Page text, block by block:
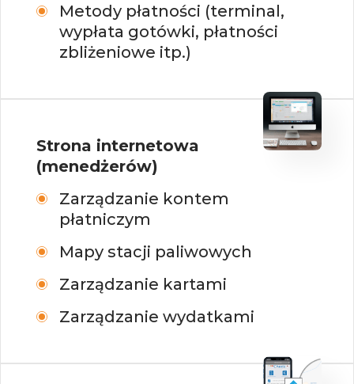
Metody płatności (terminal,
wypłata gotówki, płatności
zbliżeniowe itp.)
Strona internetowa
(menedżerów)
Zarządzanie kontem
płatniczym
Mapy stacji paliwowych
Zarządzanie kartami
Zarządzanie wydatkami